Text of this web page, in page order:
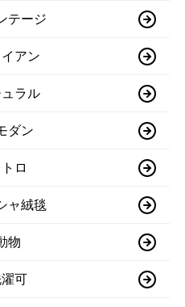
テージ
アン
ラル
ダン
ロ
ャ絨毯
物
可